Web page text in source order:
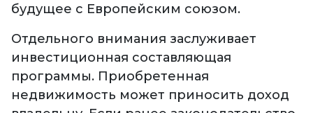
будущее с Европейским союзом.
Отдельного внимания заслуживает
инвестиционная составляющая
программы. Приобретенная
недвижимость может приносить доход